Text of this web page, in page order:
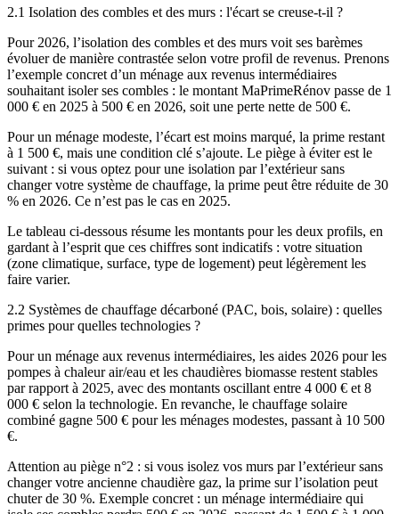
2.1 Isolation des combles et des murs : l'écart se creuse-t-il ?
Pour 2026, l’isolation des combles et des murs voit ses barèmes
évoluer de manière contrastée selon votre profil de revenus. Prenons
l’exemple concret d’un ménage aux revenus intermédiaires
souhaitant isoler ses combles : le montant MaPrimeRénov passe de 1
000 € en 2025 à 500 € en 2026, soit une perte nette de 500 €.
Pour un ménage modeste, l’écart est moins marqué, la prime restant
à 1 500 €, mais une condition clé s’ajoute. Le piège à éviter est le
suivant : si vous optez pour une isolation par l’extérieur sans
changer votre système de chauffage, la prime peut être réduite de 30
% en 2026. Ce n’est pas le cas en 2025.
Le tableau ci-dessous résume les montants pour les deux profils, en
gardant à l’esprit que ces chiffres sont indicatifs : votre situation
(zone climatique, surface, type de logement) peut légèrement les
faire varier.
2.2 Systèmes de chauffage décarboné (PAC, bois, solaire) : quelles
primes pour quelles technologies ?
Pour un ménage aux revenus intermédiaires, les aides 2026 pour les
pompes à chaleur air/eau et les chaudières biomasse restent stables
par rapport à 2025, avec des montants oscillant entre 4 000 € et 8
000 € selon la technologie. En revanche, le chauffage solaire
combiné gagne 500 € pour les ménages modestes, passant à 10 500
€.
Attention au piège n°2 : si vous isolez vos murs par l’extérieur sans
changer votre ancienne chaudière gaz, la prime sur l’isolation peut
chuter de 30 %. Exemple concret : un ménage intermédiaire qui